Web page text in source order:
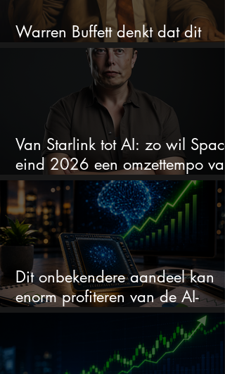
Warren Buffett denkt dat dit
aandeel nu spotgoedkoop is
Van Starlink tot AI: zo wil
eind 2026 een omzettempo van
$100 miljard bereiken
Dit onbekendere aandeel kan
enorm profiteren van de AI-
revolutie